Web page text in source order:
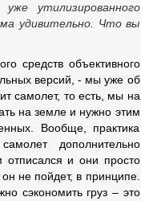
утилизированного
удивительно. Что вы
средств объективного
версий, - мы уже об
самолет, то есть, мы на
на земле и нужно этим
Вообще, практика
дополнительно
отписался и они просто
не пойдет, в принципе.
сэкономить груз – это